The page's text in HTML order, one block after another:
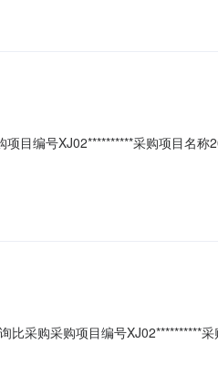
目编号XJ02**********采购项目名
采购采购项目编号XJ02**********